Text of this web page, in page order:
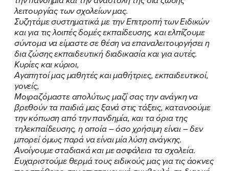
λειτουργίας των σχολείων μας.
Συζητάμε συστηματικά με την Επιτροπή των Ειδικών
και για τις λοιπές δομές εκπαίδευσης, και ελπίζουμε
σύντομα να είμαστε σε θέση να επαναλειτουργήσει η
δια ζώσης εκπαιδευτική διαδικασία και για αυτές.
Κυρίες και κύριοι,
Αγαπητοί μας μαθητές και μαθήτριες, εκπαιδευτικοί,
γονείς,
Μοιραζόμαστε απολύτως μαζί σας την ανάγκη να
βρεθούν τα παιδιά μας ξανά στις τάξεις, κατανοούμε
την κόπωση από την πανδημία, και τα όρια της
τηλεκπαίδευσης, η οποία – όσο χρήσιμη είναι – δεν
μπορεί όμως παρά να είναι μία λύση ανάγκης.
Ανοίγουμε σταδιακά και με ασφάλεια τα σχολεία.
Ευχαριστούμε θερμά τους ειδικούς μας για τις άοκνες